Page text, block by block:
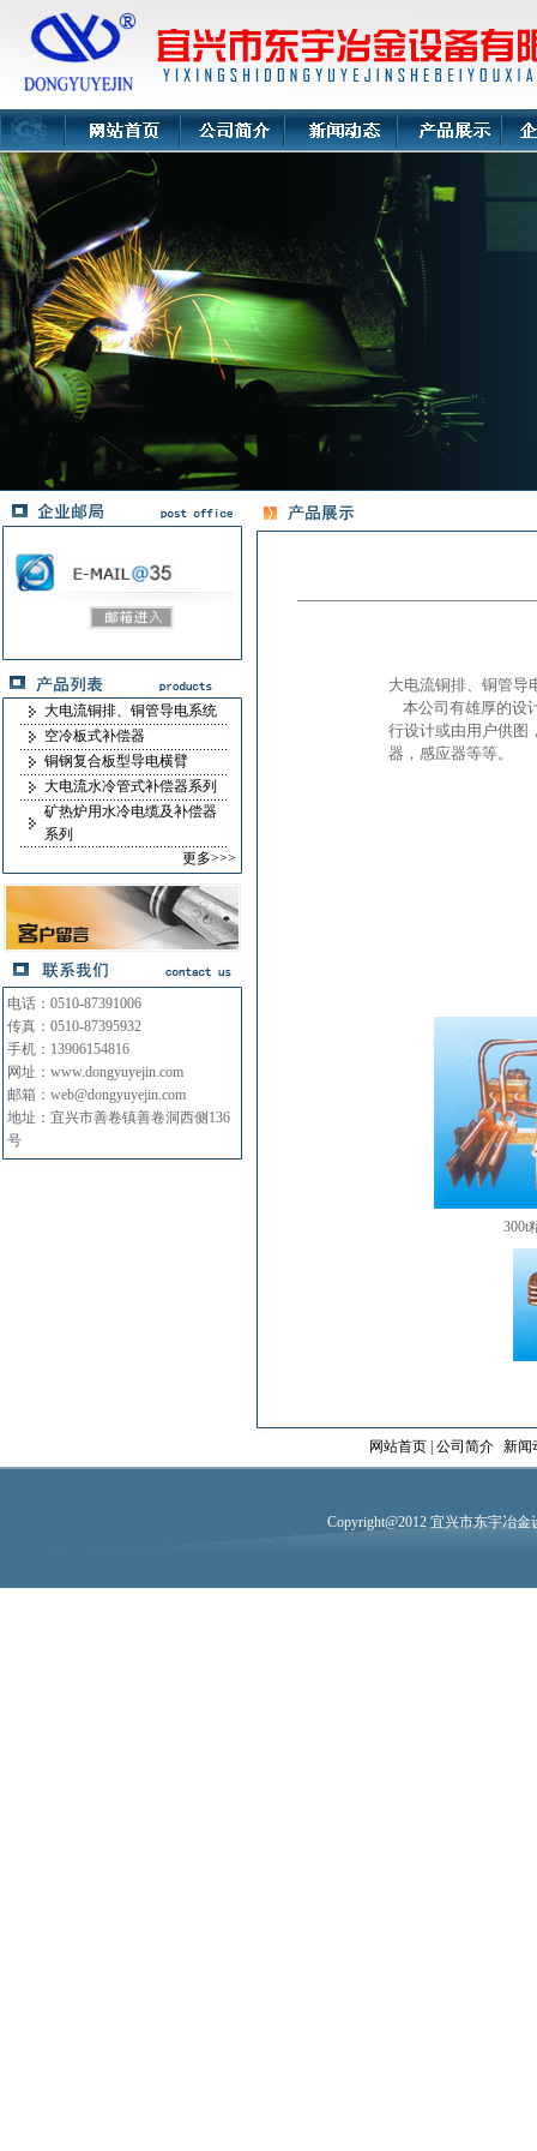
大电流铜排、铜管导电系统
空冷板式补偿器
铜钢复合板型导电横臂
大电流水冷管式补偿器系列
矿热炉用水冷电缆及补偿器
系列
更多>>>
电话：0510-87391006
传真：0510-87395932
手机：13906154816
网址：www.dongyuyejin.com
邮箱：web@dongyuyejin.com
地址：宜兴市善卷镇善卷洞西侧136
号
大电流铜排、铜管导
本公司有雄厚的设
行设计或由用户供图
器，感应器等等。
300t
网站首页 | 公司简介 新闻
Copyright@2012 宜兴市东宇冶